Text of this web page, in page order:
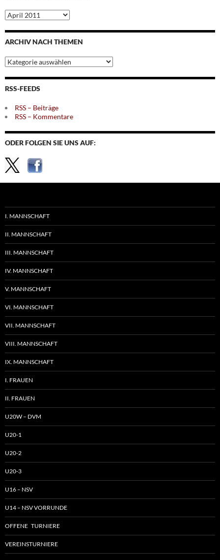
Archiv
nach
Monaten
ARCHIV NACH THEMEN
Archiv
nach
Themen
RSS-FEEDS
RSS – Beiträge
RSS – Kommentare
ODER FOLGEN SIE UNS AUF:
I. MANNSCHAFT
II. MANNSCHAFT
III. MANNSCHAFT
IV. MANNSCHAFT
V. MANNSCHAFT
VI. MANNSCHAFT
VII. MANNSCHAFT
VIII. MANNSCHAFT
IX. MANNSCHAFT
I. FRAUEN
II. FRAUEN
U20W – DVM
U20-1
U20-2
U20-3
U16 – NSV
U14 – NSV VORRUNDE
OFFENE TURNIERE
VEREINSTURNIERE